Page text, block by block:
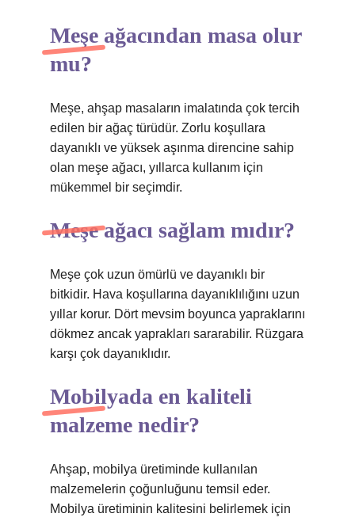
Meşe ağacından masa olur
mu?
Meşe, ahşap masaların imalatında çok tercih
edilen bir ağaç türüdür. Zorlu koşullara
dayanıklı ve yüksek aşınma direncine sahip
olan meşe ağacı, yıllarca kullanım için
mükemmel bir seçimdir.
Meşe ağacı sağlam mıdır?
Meşe çok uzun ömürlü ve dayanıklı bir
bitkidir. Hava koşullarına dayanıklılığını uzun
yıllar korur. Dört mevsim boyunca yapraklarını
dökmez ancak yaprakları sararabilir. Rüzgara
karşı çok dayanıklıdır.
Mobilyada en kaliteli
malzeme nedir?
Ahşap, mobilya üretiminde kullanılan
malzemelerin çoğunluğunu temsil eder.
Mobilya üretiminin kalitesini belirlemek için